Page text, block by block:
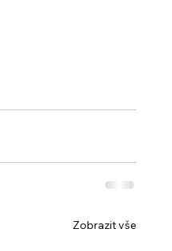
Zobrazit vše